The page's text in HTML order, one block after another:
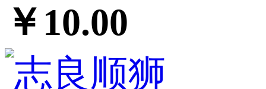
￥10.00